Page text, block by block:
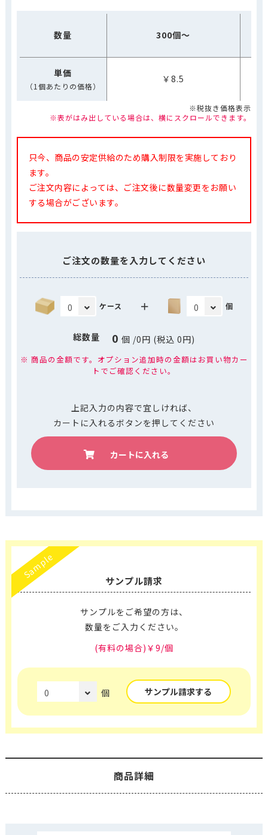
数量 300個～
単価
（1個あたりの価格）
￥8.5
※税抜き価格表示
※表がはみ出している場合は、横にスクロールできます。
只今、商品の安定供給のため購入制限を実施しており
ます。
ご注文内容によっては、ご注文後に数量変更をお願い
する場合がございます。
ご注文の数量を入力してください
ケース ＋ 個
総数量 0 個 /0円 (税込 0円)
※ 商品の金額です。オプション追加時の金額はお買い物カー
トでご確認ください。
上記入力の内容で宜しければ、
カートに入れるボタンを押してください
カートに入れる
Sample
サンプル請求
サンプルをご希望の方は、
数量をご入力ください。
(有料の場合)￥9/個
個 サンプル請求する
商品詳細